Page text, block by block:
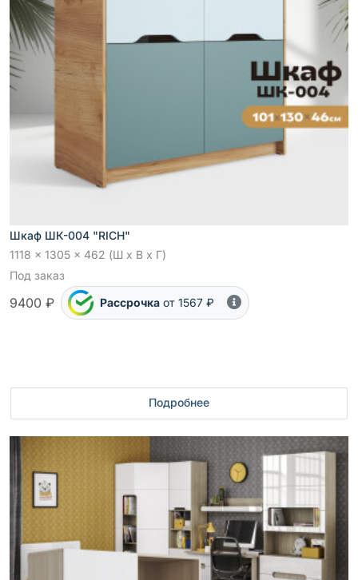
Шкаф ШК-004 "RICH"
1118 x 1305 x 462 (Ш x В x Г)
Под заказ
9400 ₽ Рассрочка от 1567 ₽
Подробнее